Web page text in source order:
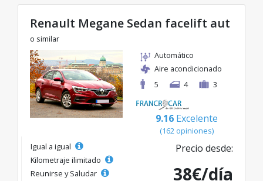
Renault Megane Sedan facelift aut
o similar
Automático
Aire acondicionado
5
4 3
9.16 Excelente
(162 opiniones)
Igual a igual
Kilometraje ilimitado
Reunirse y Saludar
Precio desde:
38€/día